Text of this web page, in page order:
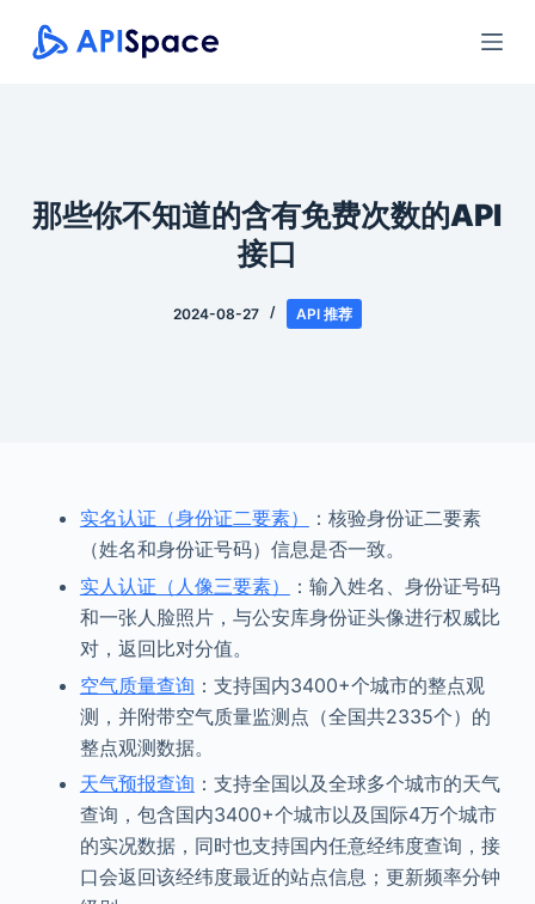
跳
过
那些你不知道的含有免费次数的API
接口
2024-08-27 API 推荐
实名认证（身份证二要素）
：核验身份证二要素
（姓名和身份证号码）信息是否一致。
实人认证（人像三要素）
：输入姓名、身份证号码
和一张人脸照片，与公安库身份证头像进行权威比
对，返回比对分值。
空气质量查询 ：支持国内3400+个城市的整点观
测，并附带空气质量监测点（全国共2335个）的
整点观测数据。
天气预报查询 ：支持全国以及全球多个城市的天气
查询，包含国内3400+个城市以及国际4万个城市
的实况数据，同时也支持国内任意经纬度查询，接
口会返回该经纬度最近的站点信息；更新频率分钟